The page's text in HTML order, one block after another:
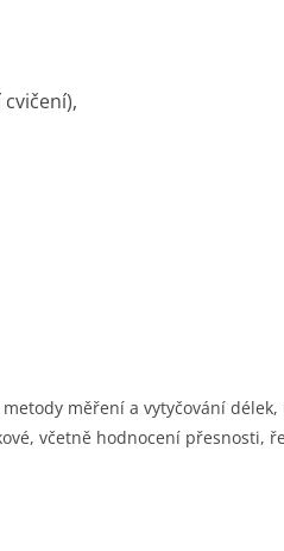
měření a vytyčování
včetně hodnocení